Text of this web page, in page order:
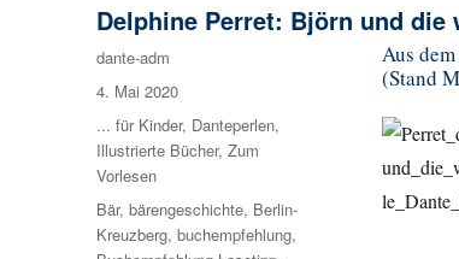
Delphine Perret: Björn und die
Aus
(Stand
Autor
dante-adm
Veröffentlicht
am
4. Mai 2020
Kategorien
... für Kinder, Danteperlen,
Illustrierte Bücher,Zum
Vorlesen
Schlagwörter
Bär,bärengeschichte, Berlin-
Kreuzberg,buchempfehlung,